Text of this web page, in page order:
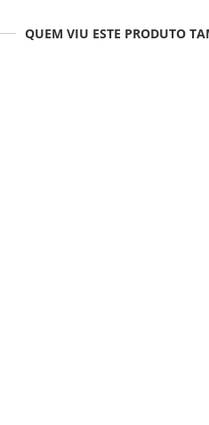
QUEM VIU ESTE PRODUTO